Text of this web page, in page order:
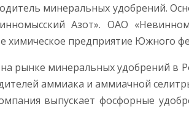
минеральных удобрений.
Азот». ОАО
химическое предприятие Южного
рынке минеральных удобрений в
аммиака и аммиачной
выпускает фосфорные